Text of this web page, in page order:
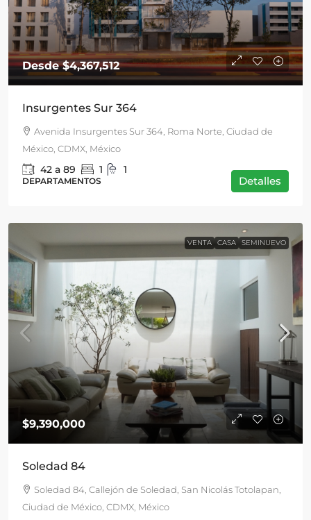
Desde$4,367,512
Insurgentes Sur 364
Avenida Insurgentes Sur 364, Roma Norte, Ciudad de
México, CDMX, México
42 a 89 1 1
DEPARTAMENTOS Detalles
VENTA CASA SEMINUEVO
$9,390,000
Soledad 84
Soledad 84, Callejón de Soledad, San Nicolás Totolapan,
Ciudad de México, CDMX, México